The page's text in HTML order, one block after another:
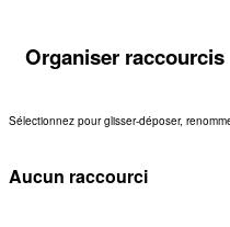
Organiser raccourcis
Sélectionnez pour glisser-déposer,
Aucun raccourci